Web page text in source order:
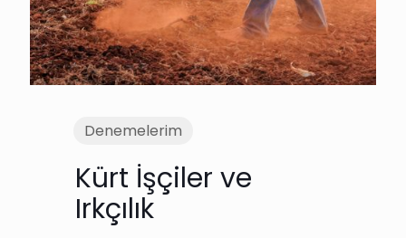
Denemelerim
Kürt İşçiler ve
Irkçılık